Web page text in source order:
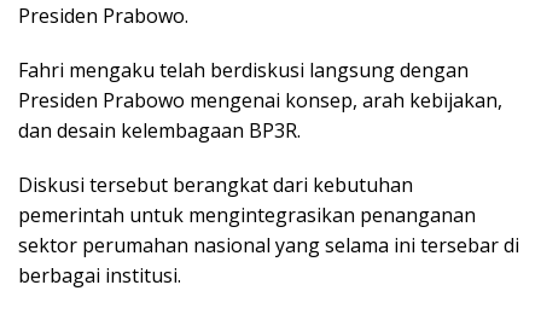
Presiden Prabowo.
Fahri mengaku telah berdiskusi langsung dengan
Presiden Prabowo mengenai konsep, arah kebijakan,
dan desain kelembagaan BP3R.
Diskusi tersebut berangkat dari kebutuhan
pemerintah untuk mengintegrasikan penanganan
sektor perumahan nasional yang selama ini tersebar di
berbagai institusi.